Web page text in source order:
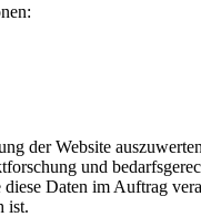
der Website
und
Daten im Auftrag
ist.